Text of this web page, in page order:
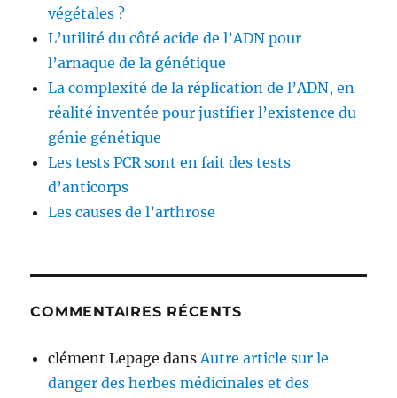
végétales ?
L’utilité du côté acide de l’ADN pour
l’arnaque de la génétique
La complexité de la réplication de l’ADN, en
réalité inventée pour justifier l’existence du
génie génétique
Les tests PCR sont en fait des tests
d’anticorps
Les causes de l’arthrose
COMMENTAIRES RÉCENTS
clément Lepage dansAutre article sur le
danger des herbes médicinales et des